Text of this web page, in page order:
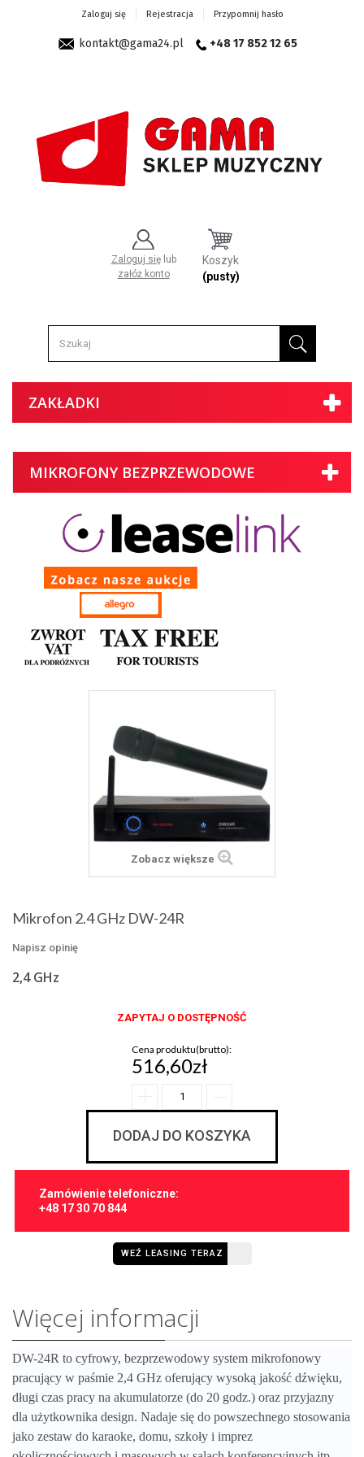
Zaloguj się Rejestracja Przypomnij hasło
kontakt@gama24.pl +48 17 852 12 65
Zaloguj się lub
załóż konto
Koszyk
(pusty)
ZAKŁADKI
MIKROFONY BEZPRZEWODOWE
Zobacz większe
Mikrofon 2.4 GHz DW-24R
Napisz opinię
2,4 GHz
ZAPYTAJ O DOSTĘPNOŚĆ
Cena produktu(brutto):
516,60zł
DODAJ DO KOSZYKA
Zamówienie telefoniczne:
+48 17 30 70 844
WEŹ LEASING TERAZ
Więcej informacji
DW-24R to cyfrowy, bezprzewodowy system mikrofonowy
pracujący w paśmie 2,4 GHz oferujący wysoką jakość dźwięku,
długi czas pracy na akumulatorze (do 20 godz.) oraz przyjazny
dla użytkownika design. Nadaje się do powszechnego stosowania
jako zestaw do karaoke, domu, szkoły i imprez